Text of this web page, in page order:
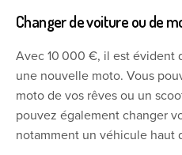
Changer de voiture ou de
Avec 10 000 €, il est évident
une nouvelle moto. Vous
moto de vos rêves ou un
pouvez également changer
notamment un véhicule haut